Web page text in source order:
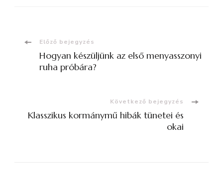
Bejegyzések
navigációja
Előző bejegyzés
Hogyan készüljünk az első menyasszonyi
ruha próbára?
Következő bejegyzés
Klasszikus kormánymű hibák tünetei és
okai